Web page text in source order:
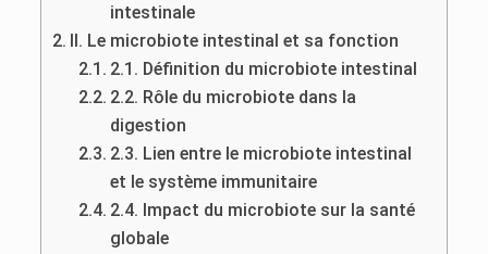
intestinale
II. Le microbiote intestinal et sa fonction
2.1. Définition du microbiote intestinal
2.2. Rôle du microbiote dans la
digestion
2.3. Lien entre le microbiote intestinal
et le système immunitaire
2.4. Impact du microbiote sur la santé
globale